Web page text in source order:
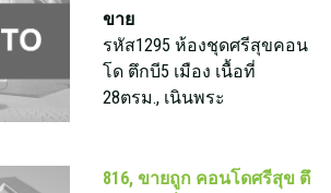
ขาย
รหัส1295 ห้องชุดศรีสุขคอน
โด ตึกบี5 เมือง เนื้อที่
28ตรม., เนินพระ
816, ขายถูก คอนโดศรีสุข ตึ